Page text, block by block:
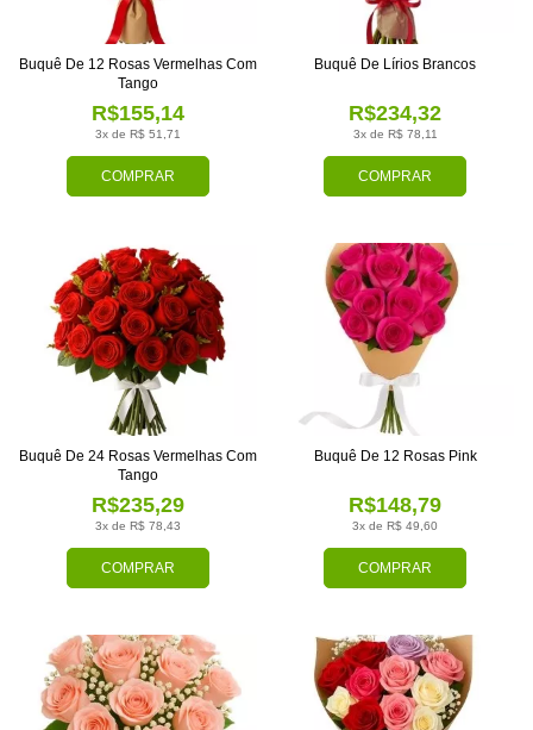
COMPRAR
3x de R$ 51,71
R$155,14
Buquê De 12 Rosas Vermelhas Com
Tango
COMPRAR
3x de R$ 78,11
R$234,32
Buquê De Lírios Brancos
COMPRAR
3x de R$ 78,43
R$235,29
Buquê De 24 Rosas Vermelhas Com
Tango
COMPRAR
3x de R$ 49,60
R$148,79
Buquê De 12 Rosas Pink